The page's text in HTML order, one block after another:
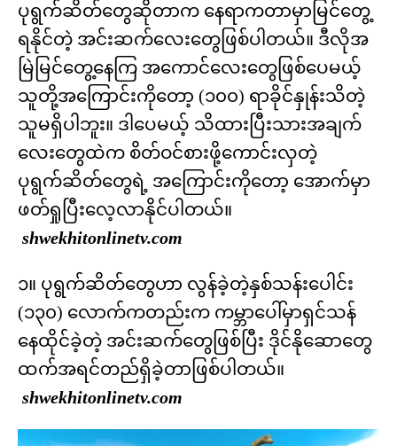
ပုရွက်ဆိတ်တွေဆိုတာက နေရာကတာမှာမြင်တွေ့
ရနိုင်တဲ့ အင်းဆက်လေးတွေဖြစ်ပါတယ်။ ဒီလိုအ
မြဲမြင်တွေ့နေကြ အကောင်လေးတွေဖြစ်ပေမယ့်
သူတို့အကြောင်းကိုတော့ (၁၀၀) ရာခိုင်နှုန်းသိတဲ့
သူမရှိပါဘူး။ ဒါပေမယ့် သိထားပြီးသားအချက်
လေးတွေထဲက စိတ်ဝင်စားဖို့ကောင်းလှတဲ့
ပုရွက်ဆိတ်တွေရဲ့ အကြောင်းကိုတော့ အောက်မှာ
ဖတ်ရှုပြီးလေ့လာနိုင်ပါတယ်။
shwekhitonlinetv.com
၁။ ပုရွက်ဆိတ်တွေဟာ လွန်ခဲ့တဲ့နှစ်သန်းပေါင်း
(၁၃၀) လောက်ကတည်းက ကမ္ဘာပေါ်မှာရှင်သန်
နေထိုင်ခဲ့တဲ့ အင်းဆက်တွေဖြစ်ပြီး ဒိုင်နိုဆောတွေ
ထက်အရင်တည်ရှိခဲ့တာဖြစ်ပါတယ်။
shwekhitonlinetv.com